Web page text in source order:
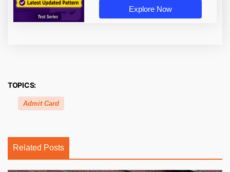
Explore Now
TOPICS:
Admit Card
Related Posts